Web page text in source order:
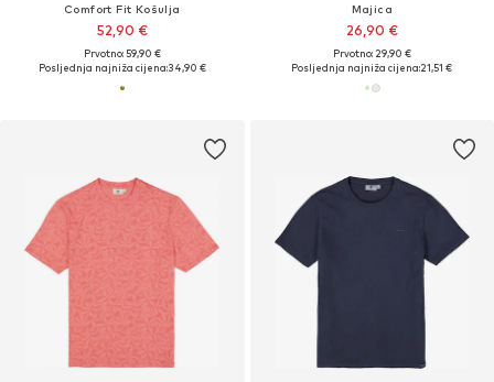
Comfort Fit Košulja
52,90 €
Prvotno: 59,90 €
Posljednja najniža cijena:34,90 €
Majica
26,90 €
Prvotno: 29,90 €
Posljednja najniža cijena:21,51 €